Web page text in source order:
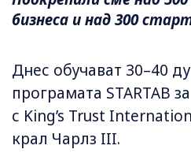
бизнеса и над 300
Днес обучават 30–40
програмата STARTAB
с King’s Trust
крал Чарлз III.